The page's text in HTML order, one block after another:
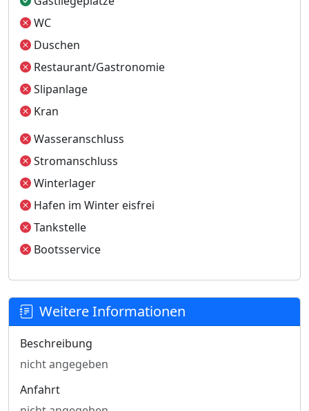
WC
Duschen
Restaurant/Gastronomie
Slipanlage
Kran
Wasseranschluss
Stromanschluss
Winterlager
Hafen im Winter eisfrei
Tankstelle
Bootsservice
Weitere Informationen
Beschreibung
nicht angegeben
Anfahrt